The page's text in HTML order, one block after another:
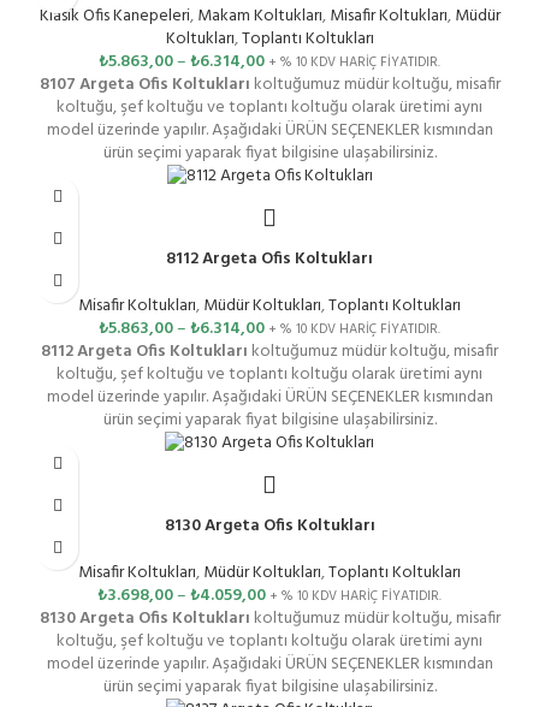
Klasik Ofis Kanepeleri,Makam Koltukları,Misafir Koltukları,Müdür
Koltukları,Toplantı Koltukları
₺5.863,00–₺6.314,00 + % 10 KDV HARİÇ FİYATIDIR.
8107 Argeta Ofis Koltukları koltuğumuz müdür koltuğu, misafir
koltuğu, şef koltuğu ve toplantı koltuğu olarak üretimi aynı
model üzerinde yapılır. Aşağıdaki ÜRÜN SEÇENEKLER kısmından
ürün seçimi yaparak fiyat bilgisine ulaşabilirsiniz.
8112 Argeta Ofis Koltukları
Misafir Koltukları,Müdür Koltukları,Toplantı Koltukları
₺5.863,00–₺6.314,00 + % 10 KDV HARİÇ FİYATIDIR.
8112 Argeta Ofis Koltukları koltuğumuz müdür koltuğu, misafir
koltuğu, şef koltuğu ve toplantı koltuğu olarak üretimi aynı
model üzerinde yapılır. Aşağıdaki ÜRÜN SEÇENEKLER kısmından
ürün seçimi yaparak fiyat bilgisine ulaşabilirsiniz.
8130 Argeta Ofis Koltukları
Misafir Koltukları,Müdür Koltukları,Toplantı Koltukları
₺3.698,00–₺4.059,00 + % 10 KDV HARİÇ FİYATIDIR.
8130 Argeta Ofis Koltukları koltuğumuz müdür koltuğu, misafir
koltuğu, şef koltuğu ve toplantı koltuğu olarak üretimi aynı
model üzerinde yapılır. Aşağıdaki ÜRÜN SEÇENEKLER kısmından
ürün seçimi yaparak fiyat bilgisine ulaşabilirsiniz.